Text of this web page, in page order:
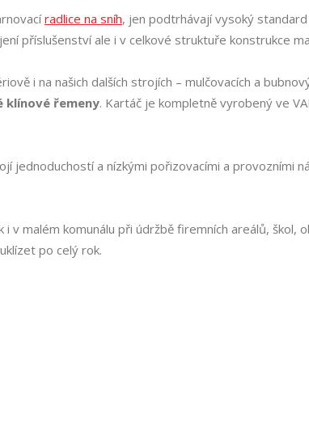
radlice na sníh, jen podtrhávají vysoký
příslušenství ale i v celkové struktuře konstrukce
i na našich dalších strojích – mulčovacích a
klínové řemeny. Kartáč je kompletně vyrobený ve
jednoduchostí a nízkými pořizovacími a provozními
malém komunálu při údržbě firemních areálů, škol,
po celý rok.